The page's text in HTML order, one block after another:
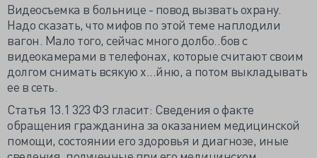
Видеосъемка в больнице - повод вызвать охрану.
Надо сказать, что мифов по этой теме наплодили
вагон. Мало того, сейчас много долбо..бов с
видеокамерами в телефонах, которые считают своим
долгом снимать всякую х...йню, а потом выкладывать
ее в сеть.
Статья 13.1 323 ФЗ гласит: Сведения о факте
обращения гражданина за оказанием медицинской
помощи, состоянии его здоровья и диагнозе, иные